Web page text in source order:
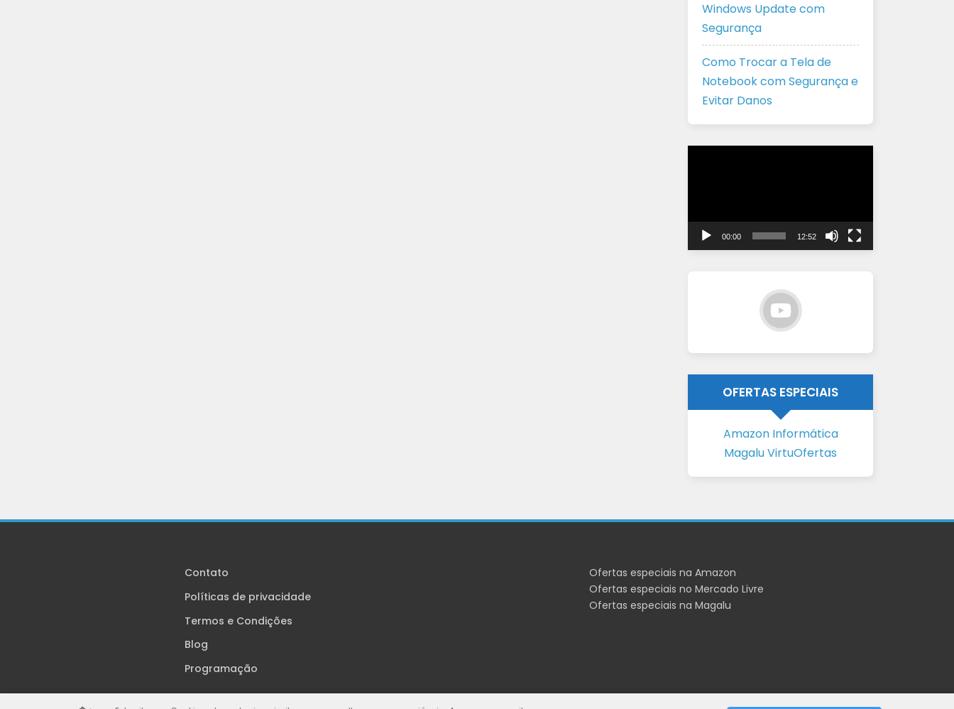
Windows Update com
Segurança
Como Trocar a Tela de
Notebook com Segurança e
Evitar Danos
00:00 12:52
OFERTAS ESPECIAIS
Amazon Informática
Magalu VirtuOfertas
Contato
Políticas de privacidade
Termos e Condições
Blog
Programação
Ofertas especiais na Amazon
Ofertas especiais no Mercado Livre
Ofertas especiais na Magalu